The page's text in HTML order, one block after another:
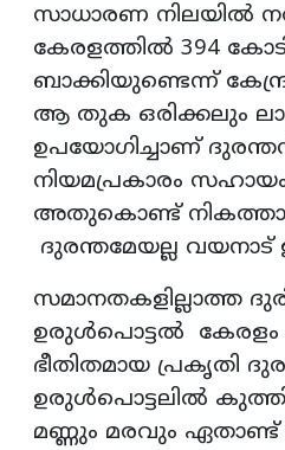
സാധാരണ നിലയിൽ
കേരളത്തിൽ 394
ബാക്കിയുണ്ടെന്ന്
ആ തുക ഒരിക്കലും
ഉപയോഗിച്ചാണ്
നിയമപ്രകാരം
അതുകൊണ്ട്‌
ദുരന്തമേയല്ല
സമാനതകളില്ലാത്ത
ഉരുൾപൊട്ടൽ കേരളം
ഭീതിതമായ പ്രകൃതി
ഉരുൾപൊട്ടലിൽ
മണ്ണും മരവും ഏതാണ്ട്